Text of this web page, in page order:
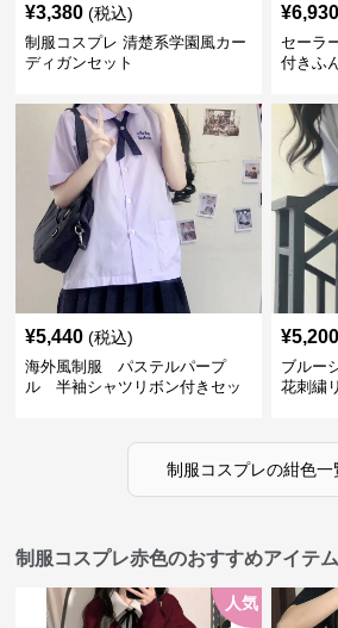
¥3,380 (税込)
制服コスプレ 清楚系学園風カー
ディガンセット
¥6,930
セーラ
付きふ
¥5,440 (税込)
海外風制服 パステルパープ
ル 半袖シャツリボン付きセッ
¥5,200
ブルー
花刺繍
制服コスプレの紺色一
制服コスプレ赤色のおすすめアイテム
人気